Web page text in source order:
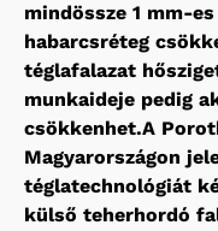
mindössze 1 mm-
habarcsréteg
téglafalazat
munkaideje pedig
csökkenhet.A
Magyarországon
téglatechnológiát
külső teherhordó